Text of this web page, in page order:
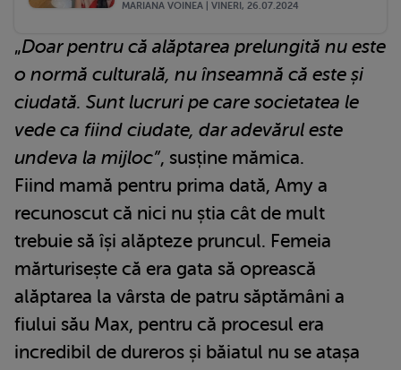
MARIANA VOINEA | VINERI, 26.07.2024
„Doar pentru că alăptarea prelungită nu este
o normă culturală, nu înseamnă că este și
ciudată. Sunt lucruri pe care societatea le
vede ca fiind ciudate, dar adevărul este
undeva la mijloc”, susține mămica.
Fiind mamă pentru prima dată, Amy a
recunoscut că nici nu știa cât de mult
trebuie să își alăpteze pruncul. Femeia
mărturisește că era gata să oprească
alăptarea la vârsta de patru săptămâni a
fiului său Max, pentru că procesul era
incredibil de dureros și băiatul nu se atașa